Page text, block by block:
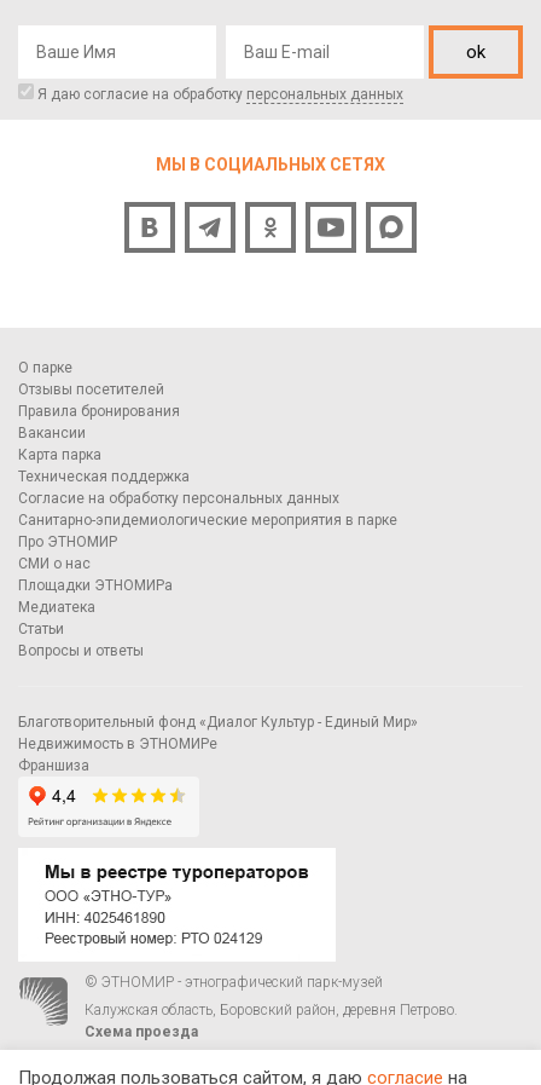
ok
Я даю согласие на обработку персональных данных
МЫ В СОЦИАЛЬНЫХ СЕТЯХ
О парке
Отзывы посетителей
Правила бронирования
Вакансии
Карта парка
Техническая поддержка
Согласие на обработку персональных данных
Санитарно-эпидемиологические мероприятия в парке
Про ЭТНОМИР
СМИ о нас
Площадки ЭТНОМИРа
Медиатека
Статьи
Вопросы и ответы
Благотворительный фонд «Диалог Культур - Единый Мир»
Недвижимость в ЭТНОМИРе
Франшиза
© ЭТНОМИР - этнографический парк-музей
Калужская область, Боровский район, деревня Петрово.
Схема проезда
Продолжая пользоваться сайтом, я даю согласие на